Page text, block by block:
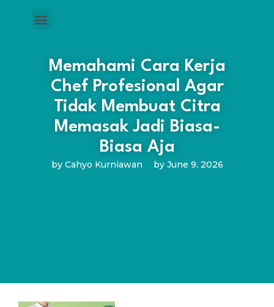
Memahami Cara Kerja
Chef Profesional Agar
Tidak Membuat Citra
Memasak Jadi Biasa-
Biasa Aja
byCahyo Kurniawan byJune 9, 2026